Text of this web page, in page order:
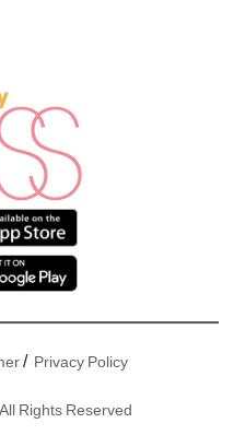
/ Privacy Policy
Rights Reserved